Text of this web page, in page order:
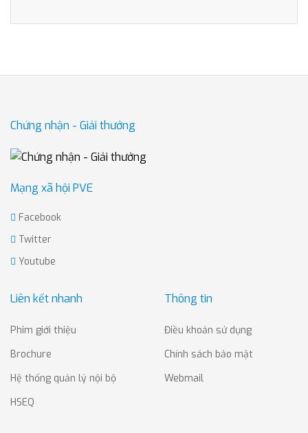
Chứng nhận - Giải thưởng
Mạng xã hội PVE
Facebook
Twitter
Youtube
Liên kết nhanh
Phim giới thiệu
Brochure
Hệ thống quản lý nội bộ
HSEQ
Thông tin
Điều khoản sử dụng
Chính sách bảo mật
Webmail